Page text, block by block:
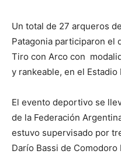
Un total de 27 arqueros
Patagonia participaron el
Tiro con Arco con
y rankeable, en el
El evento deportivo se
de la Federación
estuvo supervisado por
Darío Bassi de